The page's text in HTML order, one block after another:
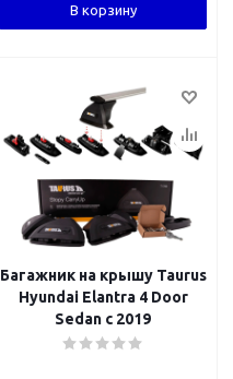
В корзину
Багажник на крышу Taurus
Hyundai Elantra 4 Door
Sedan с 2019